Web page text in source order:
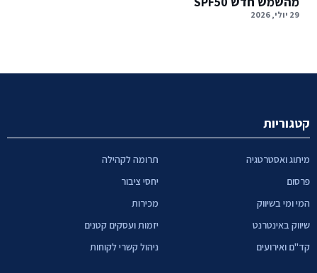
29 יולי, 2026
קטגוריות
מיתוג ואסטרטגיה
פרסום
המי ומי בשיווק
שיווק באינטרנט
קד"ם ואירועים
תרומה לקהילה
יחסי ציבור
מכירות
יזמות ועסקים קטנים
ניהול קשרי לקוחות